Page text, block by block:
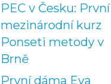
PEC v Česku: První
mezinárodní kurz
Ponseti metody v
Brně
První dáma Eva